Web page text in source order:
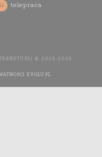
telepraca
© 2010-2026
EVOLU.PL